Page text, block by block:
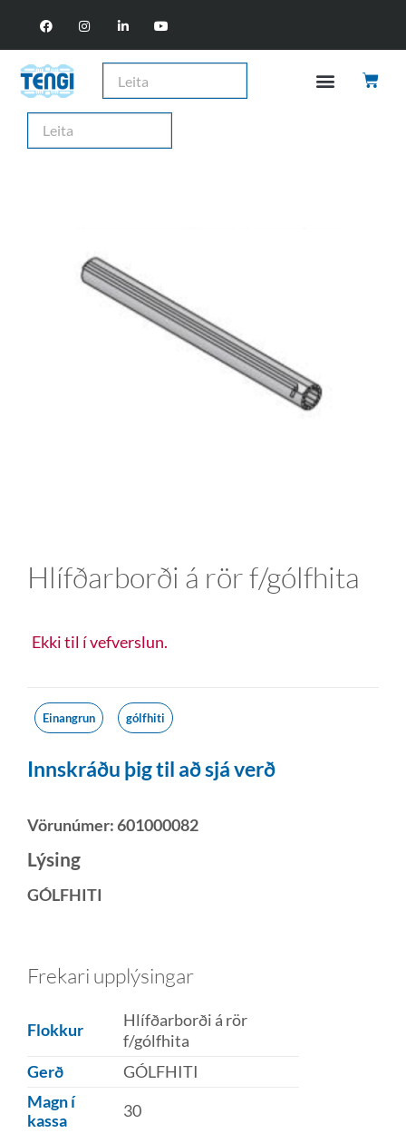
Hlífðarborði á rör f/gólfhita
Ekki til í vefverslun.
Einangrun gólfhiti
Innskráðu þig til að sjá verð
Vörunúmer:601000082
Lýsing
GÓLFHITI
Frekari upplýsingar
Flokkur
Hlífðarborði á rör
f/gólfhita
Gerð
GÓLFHITI
Magn í
kassa
30